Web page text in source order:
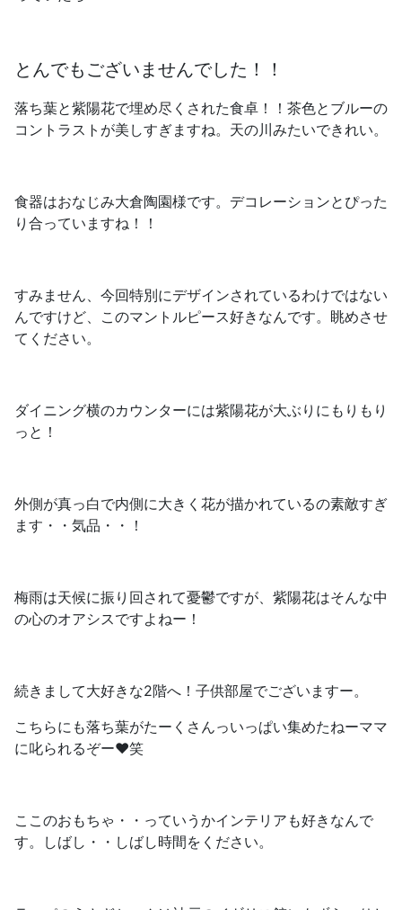
とんでもございませんでした！！
落ち葉と紫陽花で埋め尽くされた食卓！！茶色とブルーの
コントラストが美しすぎますね。天の川みたいできれい。
食器はおなじみ大倉陶園様です。デコレーションとぴった
り合っていますね！！
すみません、今回特別にデザインされているわけではない
んですけど、このマントルピース好きなんです。眺めさせ
てください。
ダイニング横のカウンターには紫陽花が大ぶりにもりもり
っと！
外側が真っ白で内側に大きく花が描かれているの素敵すぎ
ます・・気品・・！
梅雨は天候に振り回されて憂鬱ですが、紫陽花はそんな中
の心のオアシスですよねー！
続きまして大好きな2階へ！子供部屋でございますー。
こちらにも落ち葉がたーくさんっいっぱい集めたねーママ
に叱られるぞー❤笑
ここのおもちゃ・・っていうかインテリアも好きなんで
す。しばし・・しばし時間をください。